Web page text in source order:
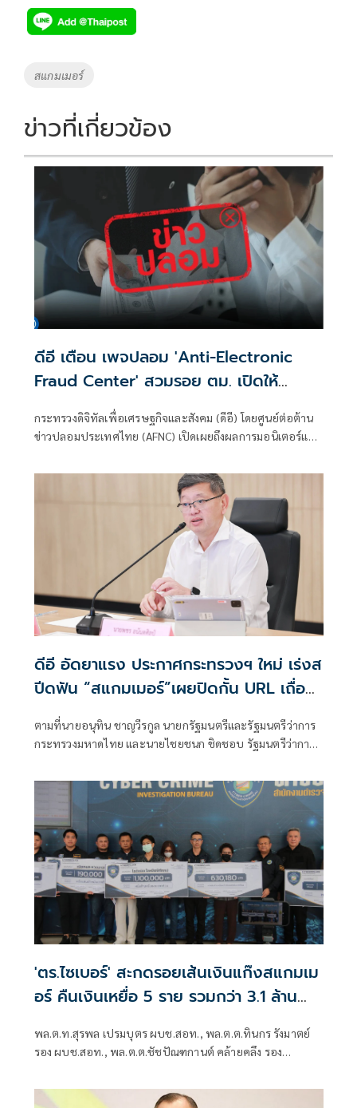
Tags
สแกมเมอร์
ข่าวที่เกี่ยวข้อง
ดีอี เตือน เพจปลอม 'Anti-Electronic
Fraud Center' สวมรอย ตม. เปิดให้
ติดตามรับเงินคืนจาก 'สแกมเมอร์' ระวัง
สูญเงิน-ข้อมูลส่วนบุคคล
กระทรวงดิจิทัลเพื่อเศรษฐกิจและสังคม (ดีอี) โดยศูนย์ต่อต้าน
ข่าวปลอมประเทศไทย (AFNC) เปิดเผยถึงผลการมอนิเตอร์และ
ปัญหาภัยความมั่นคงและภัยทางสังคมของนายไชยชนก ชิดชอบ
รัฐมนตรีว่าการกระทรวงดิจิทัลเพื่อเศรษฐกิจและสังคม (ดีอี)
โดยยกระดับความสำคัญเรื่องการสร้างความตระหนักรู้เท่าทัน
ภัยอาชญากรรมทางเทคโนโลยี ข่าวปลอม และข้อมูลบิดเบือน
ดีอี อัดยาแรง ประกาศกระทรวงฯ ใหม่ เร่งส
ปีดฟัน “สแกมเมอร์”เผยปิดกั้น URL เถื่อน
แล้วกว่า 8.8 แสนรายการ
ตามที่นายอนุทิน ชาญวีรกูล นายกรัฐมนตรีและรัฐมนตรีว่าการ
กระทรวงมหาดไทย และนายไชยชนก ชิดชอบ รัฐมนตรีว่าการ
ป้องกันและปราบปรามอาชญากรรมออนไลน์ กระทรวงดีอี
'ตร.ไซเบอร์' สะกดรอยเส้นเงินแก๊งสแกมเม
อร์ คืนเงินเหยื่อ 5 ราย รวมกว่า 3.1 ล้าน
พล.ต.ท.สุรพล เปรมบุตร ผบช.สอท., พล.ต.ต.ทินกร รังมาตย์
รอง ผบช.สอท., พล.ต.ต.ชัชปัณฑกานต์ คล้ายคลึง รอง